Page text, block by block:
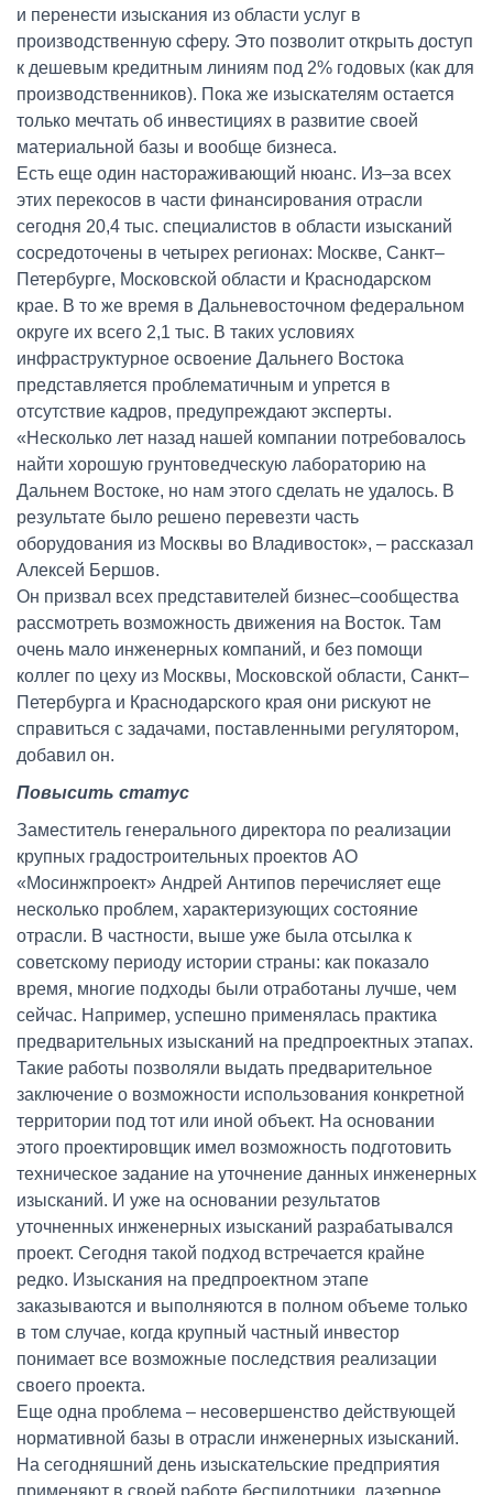
и перенести изыскания из области услуг в
производственную сферу. Это позволит открыть доступ
к дешевым кредитным линиям под 2% годовых (как для
производственников). Пока же изыскателям остается
только мечтать об инвестициях в развитие своей
материальной базы и вообще бизнеса.
Есть еще один настораживающий нюанс. Из–за всех
этих перекосов в части финансирования отрасли
сегодня 20,4 тыс. специалистов в области изысканий
сосредоточены в четырех регионах: Москве, Санкт–
Петербурге, Московской области и Краснодарском
крае. В то же время в Дальневосточном федеральном
округе их всего 2,1 тыс. В таких условиях
инфраструктурное освоение Дальнего Востока
представляется проблематичным и упрется в
отсутствие кадров, предупреждают эксперты.
«Несколько лет назад нашей компании потребовалось
найти хорошую грунтоведческую лабораторию на
Дальнем Востоке, но нам этого сделать не удалось. В
результате было решено перевезти часть
оборудования из Москвы во Владивосток», – рассказал
Алексей Бершов.
Он призвал всех представителей бизнес–сообщества
рассмотреть возможность движения на Восток. Там
очень мало инженерных компаний, и без помощи
коллег по цеху из Москвы, Московской области, Санкт–
Петербурга и Краснодарского края они рискуют не
справиться с задачами, поставленными регулятором,
добавил он.
Повысить статус
Заместитель генерального директора по реализации
крупных градостроительных проектов АО
«Мосинжпроект» Андрей Антипов перечисляет еще
несколько проблем, характеризующих состояние
отрасли. В частности, выше уже была отсылка к
советскому периоду истории страны: как показало
время, многие подходы были отработаны лучше, чем
сейчас. Например, успешно применялась практика
предварительных изысканий на предпроектных этапах.
Такие работы позволяли выдать предварительное
заключение о возможности использования конкретной
территории под тот или иной объект. На основании
этого проектировщик имел возможность подготовить
техническое задание на уточнение данных инженерных
изысканий. И уже на основании результатов
уточненных инженерных изысканий разрабатывался
проект. Сегодня такой подход встречается крайне
редко. Изыскания на предпроектном этапе
заказываются и выполняются в полном объеме только
в том случае, когда крупный частный инвестор
понимает все возможные последствия реализации
своего проекта.
Еще одна проблема – несовершенство действующей
нормативной базы в отрасли инженерных изысканий.
На сегодняшний день изыскательские предприятия